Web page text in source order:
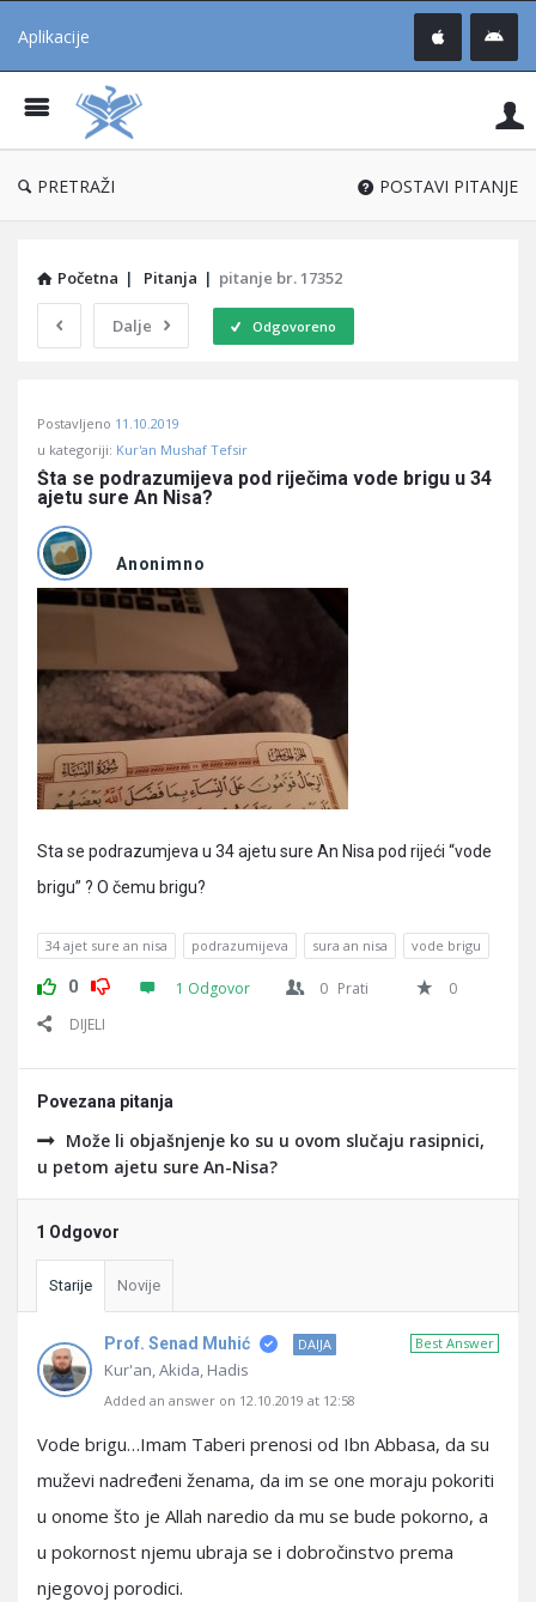
Aplikacije
®
PRETRAŽI POSTAVI PITANJE
Početna | Pitanja | pitanje br. 17352
Dalje Odgovoreno
Učene
Latest
Pitanja
Postavljeno 11.10.2019
u kategoriji: Kur'an Mushaf Tefsir
Šta se podrazumijeva pod riječima vode brigu u 34
ajetu sure An Nisa?
Anonimno
Sta se podrazumjeva u 34 ajetu sure An Nisa pod rijeći “vode
brigu” ? O čemu brigu?
34 ajet sure an nisa podrazumijeva sura an nisa vode brigu
0 1 Odgovor 0 Prati
0
DIJELI
Povezana pitanja
Može li objašnjenje ko su u ovom slučaju rasipnici,
u petom ajetu sure An-Nisa?
1 Odgovor
Starije Novije
Best Answer
Prof. Senad Muhić DAIJA
Kur'an, Akida, Hadis
Added an answer on 12.10.2019 at 12:58
Vode brigu…Imam Taberi prenosi od Ibn Abbasa, da su
muževi nadređeni ženama, da im se one moraju pokoriti
u onome što je Allah naredio da mu se bude pokorno, a
u pokornost njemu ubraja se i dobročinstvo prema
njegovoj porodici.